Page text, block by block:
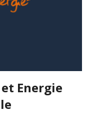
Energie